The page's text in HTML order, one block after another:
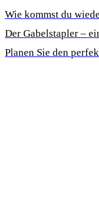
Wie kommst du
Der Gabelstapler –
Planen Sie den